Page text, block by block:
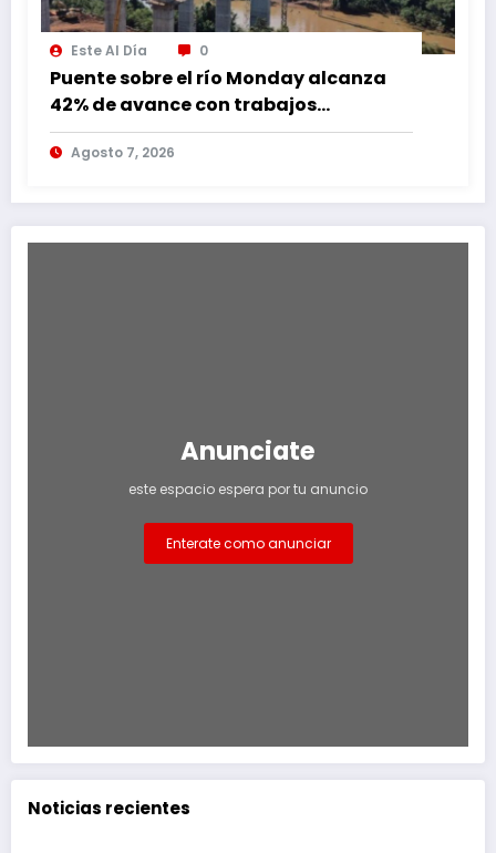
Este Al Día 0
Puente sobre el río Monday alcanza
42% de avance con trabajos
continuos
Agosto 7, 2026
Anunciate
este espacio espera por tu anuncio
Enterate como anunciar
Noticias recientes